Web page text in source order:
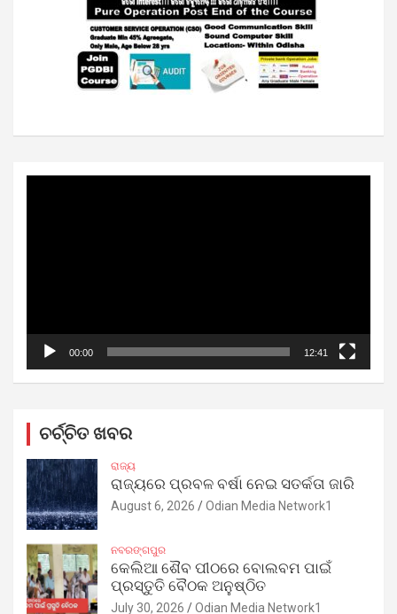
00:00 12:41
ଚର୍ଚ୍ଚିତ ଖବର
ରାଜ୍ୟ
ରାଜ୍ୟରେ ପ୍ରବଳ ବର୍ଷା ନେଇ ସତର୍କତା ଜାରି
August 6, 2026 Odian Media Network1
ନବରଙ୍ଗପୁର
କେଲିଆ ଶୈବ ପୀଠରେ ବୋଲବମ ପାଇଁ
ପ୍ରସ୍ତୁତି ବୈଠକ ଅନୁଷ୍ଠିତ
July 30, 2026 Odian Media Network1